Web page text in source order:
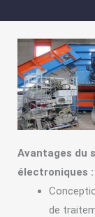
Avantages du
électroniques :
de